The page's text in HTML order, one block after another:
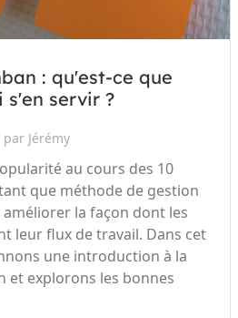
: qu'est-ce que
s'en servir ?
Jérémy
au cours des 10
que méthode de gestion
la façon dont les
leur flux de travail. Dans cet
une introduction à la
et explorons les bonnes